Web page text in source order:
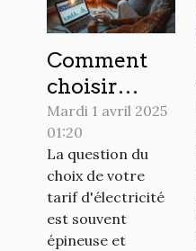
Comment
choisir
entre tarif
fixe et tarif
indexé pour
votre
électricité
Mardi 1 avril 2025
01:20
La question du
choix de votre
tarif d'électricité
est souvent
épineuse et